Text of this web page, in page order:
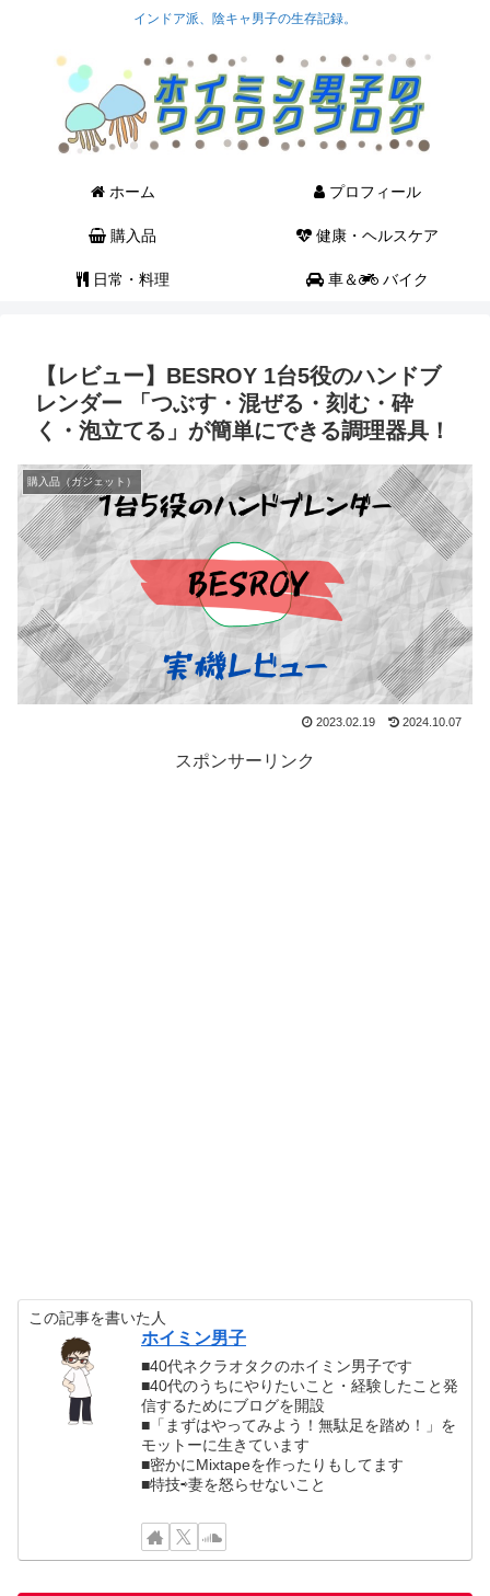
インドア派、陰キャ男子の生存記録。
ホーム プロフィール
購入品 健康・ヘルスケア
日常・料理 車＆ バイク
【レビュー】BESROY 1台5役のハンドブ
レンダー 「つぶす・混ぜる・刻む・砕
く・泡立てる」が簡単にできる調理器具！
購入品（ガジェット）
2023.02.19 2024.10.07
スポンサーリンク
この記事を書いた人
ホイミン男子
■40代ネクラオタクのホイミン男子です
■40代のうちにやりたいこと・経験したこと発
信するためにブログを開設
■「まずはやってみよう！無駄足を踏め！」を
モットーに生きています
■密かにMixtapeを作ったりもしてます
■特技⇨妻を怒らせないこと